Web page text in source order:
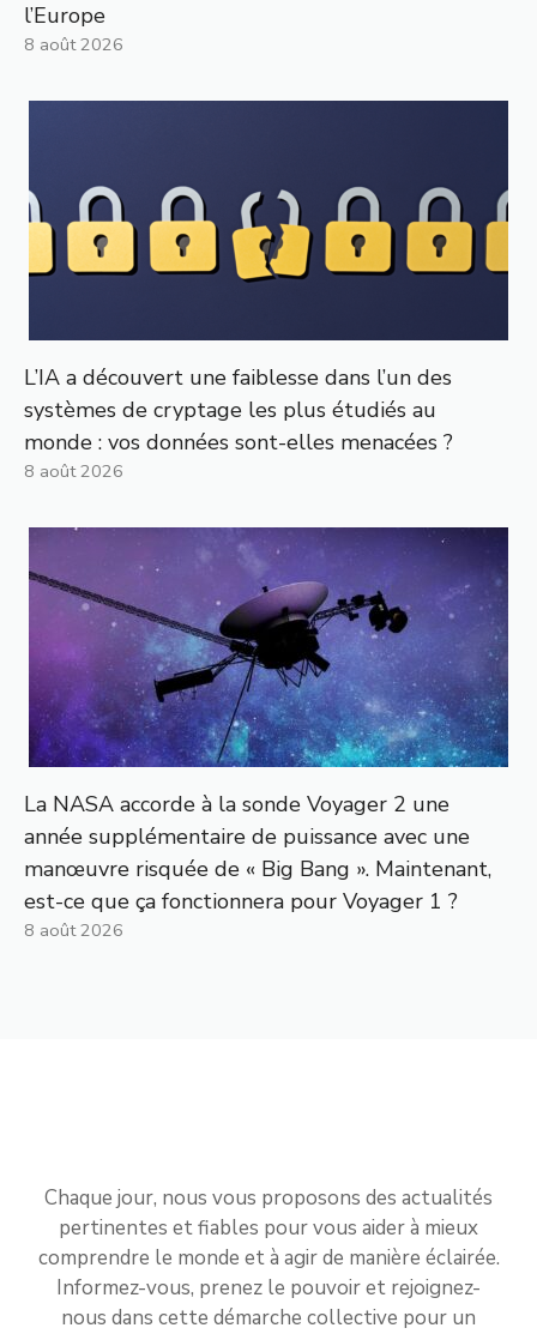
l’Europe
8 août 2026
L’IA a découvert une faiblesse dans l’un des
systèmes de cryptage les plus étudiés au
monde : vos données sont-elles menacées ?
8 août 2026
La NASA accorde à la sonde Voyager 2 une
année supplémentaire de puissance avec une
manœuvre risquée de « Big Bang ». Maintenant,
est-ce que ça fonctionnera pour Voyager 1 ?
8 août 2026
Chaque jour, nous vous proposons des actualités
pertinentes et fiables pour vous aider à mieux
comprendre le monde et à agir de manière éclairée.
Informez-vous, prenez le pouvoir et rejoignez-
nous dans cette démarche collective pour un